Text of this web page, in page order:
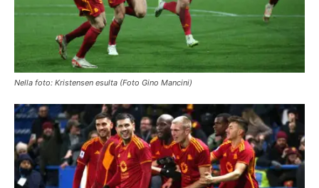
Nella foto: Kristensen esulta (Foto Gino Mancini)